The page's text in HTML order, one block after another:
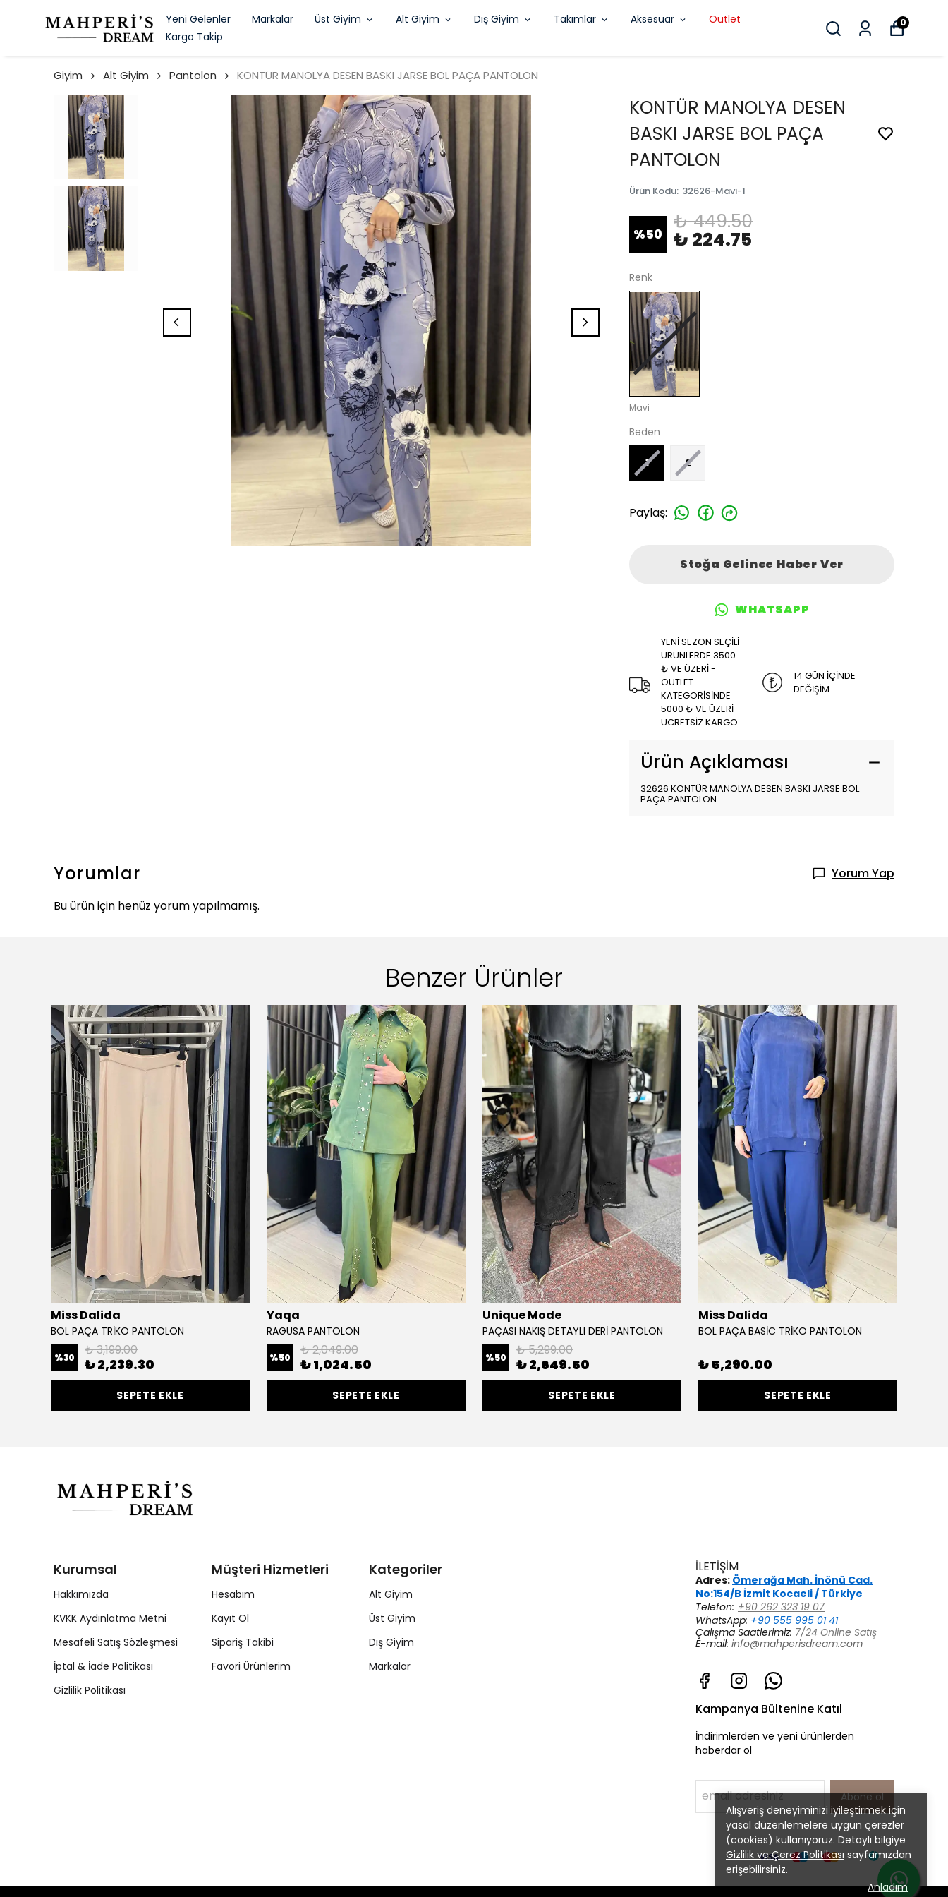
Yeni Gelenler Markalar Üst Giyim Alt Giyim Dış Giyim Takımlar Aksesuar
Outlet
Kargo Takip
0
Alışveriş deneyiminizi iyileştirmek için
yasal düzenlemelere uygun çerezler
(cookies) kullanıyoruz. Detaylı bilgiye
Gizlilik ve Çerez Politikası sayfamızdan
erişebilirsiniz.
Anladım
Giyim Alt Giyim Pantolon KONTÜR MANOLYA DESEN BASKI JARSE BOL PAÇA PANTOLON
KONTÜR MANOLYA DESEN
BASKI JARSE BOL PAÇA
PANTOLON
Ürün Kodu: 32626-Mavi-1
%50
₺ 449.50
₺ 224.75
Renk
Mavi
Beden
1 2
Paylaş:
Stoğa Gelince Haber Ver
WHATSAPP
YENİ SEZON SEÇİLİ
ÜRÜNLERDE 3500
₺ VE ÜZERİ -
OUTLET
KATEGORİSİNDE
5000 ₺ VE ÜZERİ
ÜCRETSİZ KARGO
14 GÜN İÇİNDE
DEĞİŞİM
Ürün Açıklaması
32626 KONTÜR MANOLYA DESEN BASKI JARSE BOL
PAÇA PANTOLON
Yorumlar
Yorum Yap
Bu ürün için henüz yorum yapılmamış.
Benzer Ürünler
Miss Dalida
BOL PAÇA TRİKO PANTOLON
%30 ₺ 3,199.00
₺ 2,239.30
SEPETE EKLE
Yaqa
RAGUSA PANTOLON
%50 ₺ 2,049.00
₺ 1,024.50
SEPETE EKLE
Unique Mode
PAÇASI NAKIŞ DETAYLI DERİ PANTOLON
%50 ₺ 5,299.00
₺ 2,649.50
SEPETE EKLE
Miss Dalida
BOL PAÇA BASİC TRİKO PANTOLON
₺ 5,290.00
SEPETE EKLE
Kurumsal
Hakkımızda
KVKK Aydınlatma Metni
Mesafeli Satış Sözleşmesi
İptal & İade Politikası
Gizlilik Politikası
Müşteri Hizmetleri
Hesabım
Kayıt Ol
Sipariş Takibi
Favori Ürünlerim
Kategoriler
Alt Giyim
Üst Giyim
Dış Giyim
Markalar
İLETİŞİM
Adres: Ömerağa Mah. İnönü Cad.
No:154/B İzmit Kocaeli / Türkiye
Telefon: +90 262 323 19 07
WhatsApp: +90 555 995 01 41
Çalışma Saatlerimiz: 7/24 Online Satış
E-mail: info@mahperisdream.com
Kampanya Bültenine Katıl
İndirimlerden ve yeni ürünlerden
haberdar ol
Abone ol